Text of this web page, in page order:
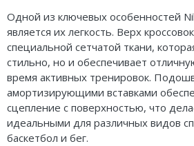
Одной из ключевых особенностей
является их легкость. Верх
специальной сетчатой ткани,
стильно, но и обеспечивает
время активных тренировок.
амортизирующими вставками
сцепление с поверхностью, что
идеальными для различных видов
баскетбол и бег.